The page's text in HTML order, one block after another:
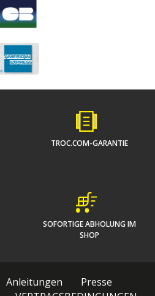
TROC.COM-GARANTIE
SOFORTIGE ABHOLUNG IM
SHOP
Anleitungen
Presse